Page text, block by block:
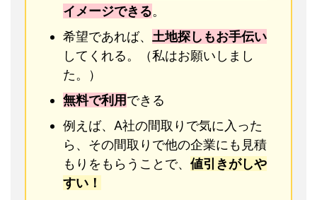
イメージできる。
希望であれば、 土地探しもお手伝い
してくれる。（私はお願いしまし
た。）
無料で利用できる
例えば、A社の間取りで気に入った
ら、その間取りで他の企業にも見積
もりをもらうことで、 値引きがしや
すい！